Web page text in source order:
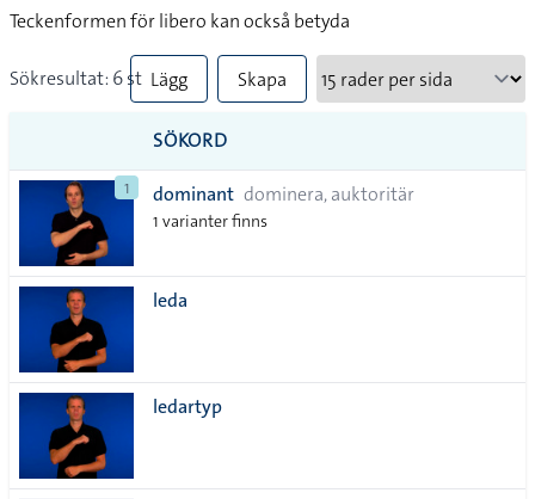
Teckenformen för libero kan också betyda
Sökresultat: 6 st Lägg
till
alla i
lista
Skapa
SÖKORD
1 dominant dominera, auktoritär
1 varianter finns
leda
ledartyp